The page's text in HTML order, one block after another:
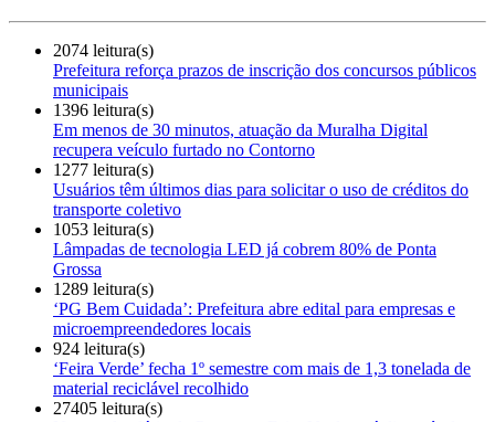
2074 leitura(s)
Prefeitura reforça prazos de inscrição dos concursos públicos
municipais
1396 leitura(s)
Em menos de 30 minutos, atuação da Muralha Digital
recupera veículo furtado no Contorno
1277 leitura(s)
Usuários têm últimos dias para solicitar o uso de créditos do
transporte coletivo
1053 leitura(s)
Lâmpadas de tecnologia LED já cobrem 80% de Ponta
Grossa
1289 leitura(s)
‘PG Bem Cuidada’: Prefeitura abre edital para empresas e
microempreendedores locais
924 leitura(s)
‘Feira Verde’ fecha 1º semestre com mais de 1,3 tonelada de
material reciclável recolhido
27405 leitura(s)